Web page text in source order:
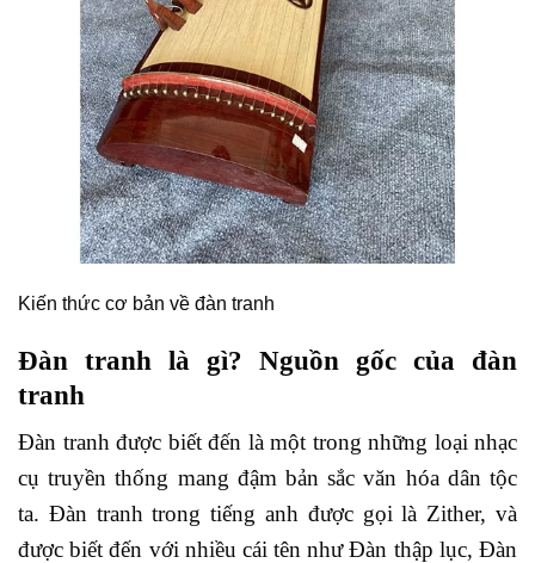
Kiến thức cơ bản về đàn tranh
Đàn tranh là gì? Nguồn gốc của đàn
tranh
Đàn tranh được biết đến là một trong những loại nhạc
cụ truyền thống mang đậm bản sắc văn hóa dân tộc
ta. Đàn tranh trong tiếng anh được gọi là Zither, và
được biết đến với nhiều cái tên như Đàn thập lục, Đàn